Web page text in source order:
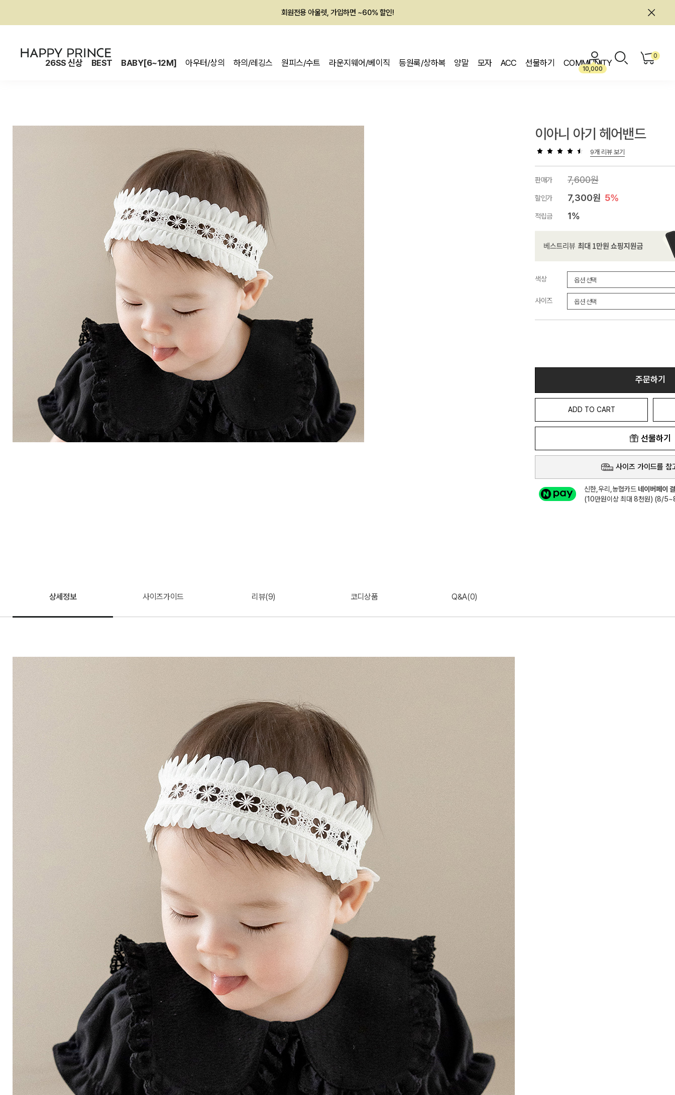
회원전용 아울렛, 가입하면 ~60% 할인!
26SS 신상 BEST BABY[6~12M] 아우터/상의 하의/레깅스 원피스/수트 라운지웨어/베이직 등원룩/상하복 양말 모자 ACC 선물하기 COMMUNITY
10,000
0
이아니 아기 헤어밴드
9개 리뷰 보기
판매가 7,600원
할인가 7,300원 5%
적립금 1%
색상
사이즈
주문하기
ADD TO CART
선물하기
사이즈 가이드를 참
신한,우리,농협카드 네이버페이
(10만원이상 최대 8천원) (8/
상세정보 사이즈가이드 리뷰(9) 코디상품 Q&A(0)